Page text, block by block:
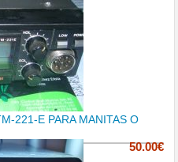
221-E PARA MANITAS O
50.00€